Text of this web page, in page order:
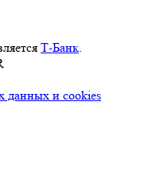
Т-Банк
данных и cookies